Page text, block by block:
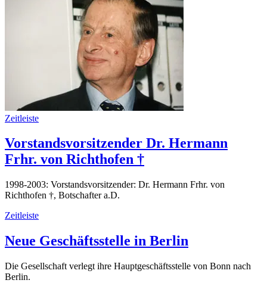
Zeitleiste
Vorstandsvorsitzender Dr. Hermann
Frhr. von Richthofen †
1998-2003: Vorstandsvorsitzender: Dr. Hermann Frhr. von
Richthofen †, Botschafter a.D.
Zeitleiste
Neue Geschäftsstelle in Berlin
Die Gesellschaft verlegt ihre Hauptgeschäftsstelle von Bonn nach
Berlin.